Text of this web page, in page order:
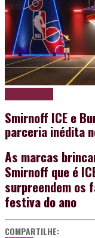
Smirnoff ICE e
parceria inédita
As marcas
Smirnoff que é
surpreendem os
festiva do ano
COMPARTILHE: